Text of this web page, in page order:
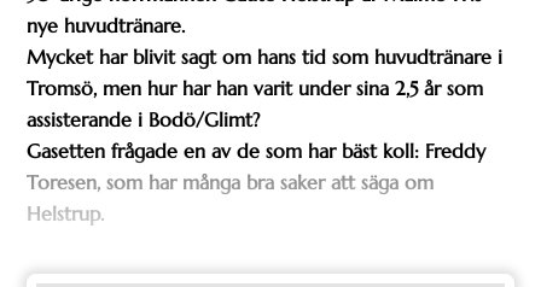
nye huvudtränare.
Mycket har blivit sagt om hans tid som huvudtränare i
Tromsö, men hur har han varit under sina 2,5 år som
assisterande i Bodö/Glimt?
Gasetten frågade en av de som har bäst koll: Freddy
Toresen, som har många bra saker att säga om
Helstrup.